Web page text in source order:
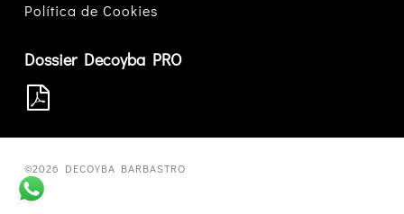
Política de Cookies
Dossier Decoyba PRO
©2026 DECOYBA BARBASTRO